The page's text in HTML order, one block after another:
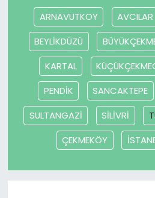
ARNAVUTKOY AVCILAR
BEYLİKDÜZÜ
KARTAL
PENDİK
SANCAKTEPE
SULTANGAZİ
SİLİVRİ
ÇEKMEKÖY